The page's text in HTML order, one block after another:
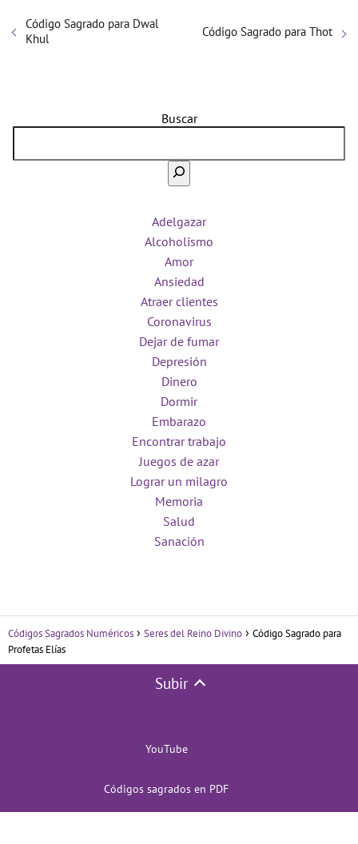
Código Sagrado para Dwal
Khul
Código Sagrado para Thot
Buscar
Adelgazar
Alcoholismo
Amor
Ansiedad
Atraer clientes
Coronavirus
Dejar de fumar
Depresión
Dinero
Dormir
Embarazo
Encontrar trabajo
Juegos de azar
Lograr un milagro
Memoria
Salud
Sanación
Códigos Sagrados Numéricos Seres del Reino Divino
Código Sagrado para
Profetas Elías
Subir
YouTube
Códigos sagrados en PDF